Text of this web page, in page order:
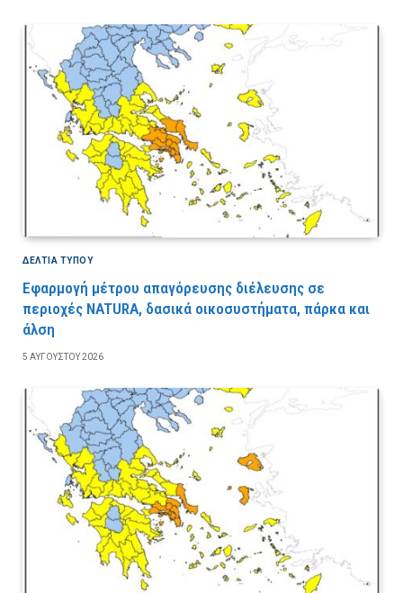
ΔΕΛΤΙΑ ΤΥΠΟΥ
Εφαρμογή μέτρου απαγόρευσης διέλευσης σε
περιοχές NATURA, δασικά οικοσυστήματα, πάρκα και
άλση
5 ΑΥΓΟΎΣΤΟΥ 2026